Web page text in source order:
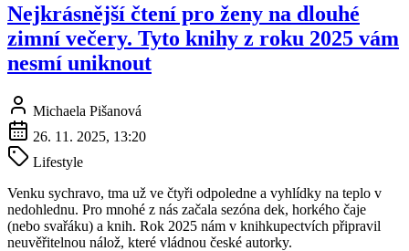
Nejkrásnější čtení pro ženy na dlouhé
zimní večery. Tyto knihy z roku 2025 vám
nesmí uniknout
Michaela Pišanová
26. 11. 2025, 13:20
Lifestyle
Venku sychravo, tma už ve čtyři odpoledne a vyhlídky na teplo v
nedohlednu. Pro mnohé z nás začala sezóna dek, horkého čaje
(nebo svařáku) a knih. Rok 2025 nám v knihkupectvích připravil
neuvěřitelnou nálož, které vládnou české autorky.